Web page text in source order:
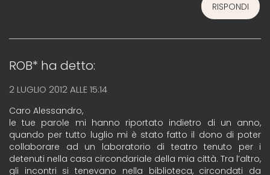
RISPONDI
ROB* ha detto:
2 LUGLIO 2012 ALLE 15:14
Caro Alessandro,
le tue parole mi hanno riportato indietro di un anno,
quando per tutto luglio mi è stato fatto il dono di poter
collaborare ad un laboratorio di teatro tenuto per i
detenuti nella casa circondariale della mia città. Tra l’altro,
gli incontri si tenevano nella biblioteca, circondati da